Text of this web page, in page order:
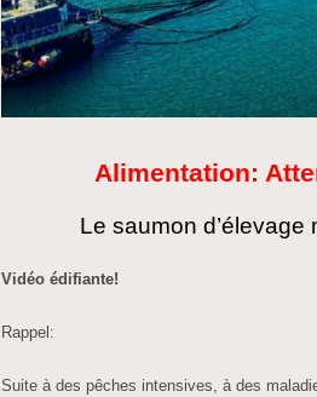
Alimentation:
Le saumon d’élevage
Vidéo édifiante!
Rappel:
Suite à des pêches intensives, à des